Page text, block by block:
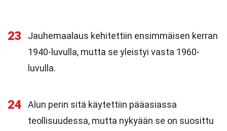
23
Jauhemaalaus kehitettiin ensimmäisen kerran
1940-luvulla, mutta se yleistyi vasta 1960-
luvulla.
24
Alun perin sitä käytettiin pääasiassa
teollisuudessa, mutta nykyään se on suosittu